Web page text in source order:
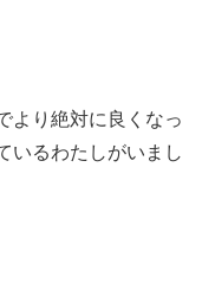
より絶対に良くなっ
いるわたしがいまし